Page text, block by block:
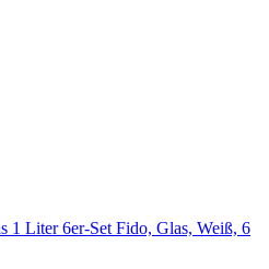
1 Liter 6er-Set Fido, Glas, Weiß, 6